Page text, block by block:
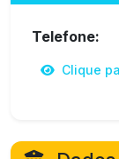
Telefone:
Clique